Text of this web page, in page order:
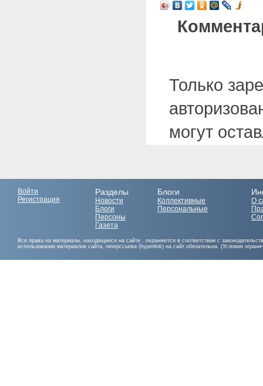
Только
могут
Войти
Регистрация
Разделы
Новости
Блоги
Персоны
Газета
Блоги
Коллективные
Персональные
О
Все права на материалы, находящиеся на сайте , охраняются в соответствии с
использовании материалов сайта, гиперссылка (hyperlink) на сайт обязательна. (Условия